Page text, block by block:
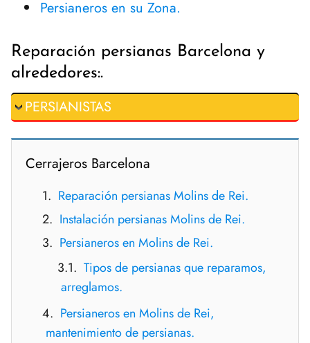
Persianeros en su Zona.
Reparación persianas Barcelona y
alrededores:.
PERSIANISTAS
Cerrajeros Barcelona
Reparación persianas Molins de Rei.
Instalación persianas Molins de Rei.
Persianeros en Molins de Rei.
Tipos de persianas que reparamos,
arreglamos.
Persianeros en Molins de Rei,
mantenimiento de persianas.